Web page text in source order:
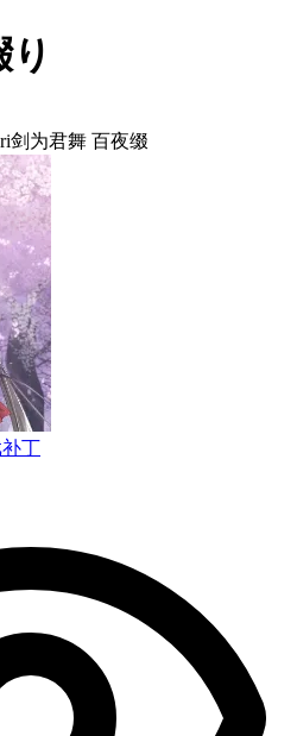
剑为君舞 百夜缀
丁